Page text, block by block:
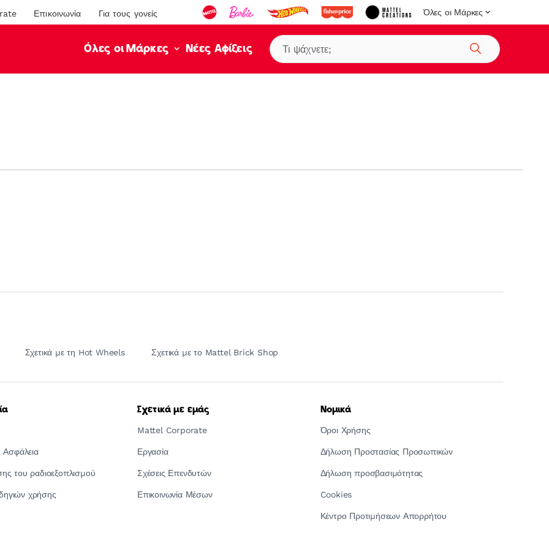
Επικοινωνία Για τους γονείς Όλες οι Μάρκες
Όλες οι Μάρκες Νέες Αφίξεις
Αναζήτηση
Σχετικά με τη Hot Wheels Σχετικά με το Mattel Brick Shop
του ραδιοεξοπλισμού
χρήσης
Σχετικά με εμάς
Mattel Corporate
Εργασία
Σχέσεις Επενδυτών
Επικοινωνία Μέσων
Νομικά
Όροι Χρήσης
Δήλωση Προστασίας Προσωπικών
Δήλωση προσβασιμότητας
Cookies
Κέντρο Προτιμήσεων Απορρήτου